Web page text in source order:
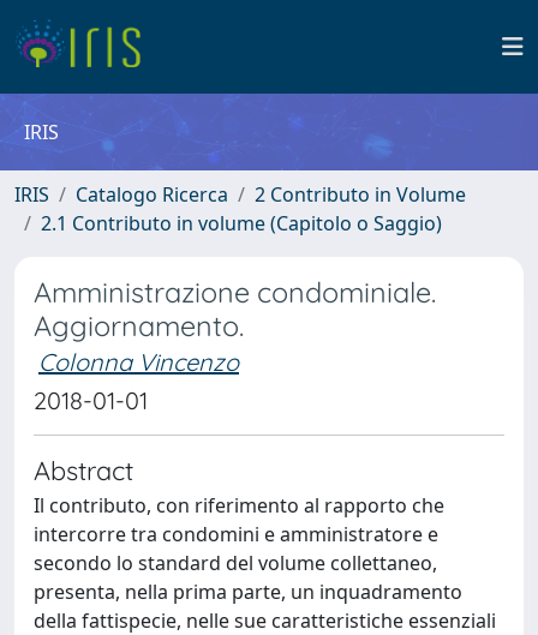
IRIS
IRIS Catalogo Ricerca
2 Contributo in Volume
2.1 Contributo in volume (Capitolo o Saggio)
Amministrazione condominiale.
Aggiornamento.
Colonna Vincenzo
2018-01-01
Abstract
Il contributo, con riferimento al rapporto che
intercorre tra condomini e amministratore e
secondo lo standard del volume collettaneo,
presenta, nella prima parte, un inquadramento
della fattispecie, nelle sue caratteristiche essenziali